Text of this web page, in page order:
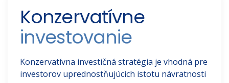
Konzervatívne
investovanie
Konzervatívna investičná stratégia je vhodná pre
investorov uprednostňujúcich istotu návratnosti